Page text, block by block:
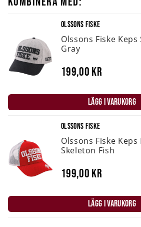
OLSSONS FISKE
Olssons Fiske
Gray
199,00 kr
LÄGG I VARUKORG
OLSSONS FISKE
Olssons Fiske Keps
Skeleton Fish
199,00 kr
LÄGG I VARUKORG